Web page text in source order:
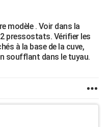
modèle . Voir dans la
pressostats. Vérifier les
à la base de la cuve,
soufflant dans le tuyau.